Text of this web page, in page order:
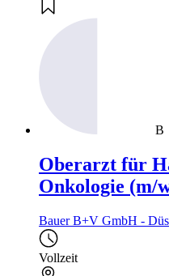
B
Oberarzt für
Onkologie (m/
Bauer B+V GmbH -
Vollzeit